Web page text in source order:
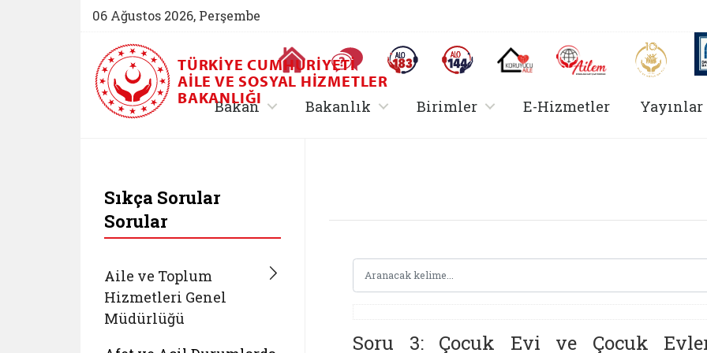
06 Ağustos 2026, Perşembe
Ana Sayfa Sıkça Sorulan SorularAlo 183 (yeni sekmede açılır)Alo 144 (yeni sekmede açılır)Koruyucu Aile (yeni sekmede açılır)
AİLEM İletişim Aile ve
TÜRKIYE CUMHURIYETI
AILE VE SOSYAL HIZMETLER
BAKANLIĞI
Bakan, alt menü içerir
Bakanlık , alt menü içerir
Birimler, alt menü içerir
E-Hizmetler Yayınlar
Sıkça Sorular
Sorular
Aile ve Toplum
Hizmetleri Genel
Müdürlüğü
Soru 3: Çocuk Evi ve Çocuk